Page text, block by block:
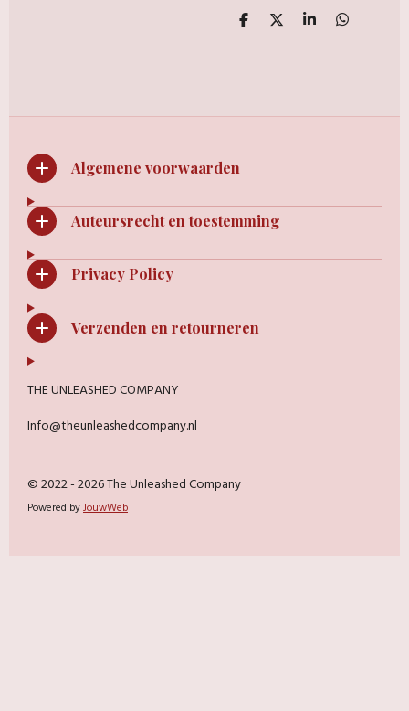
D D S D
Algemene voorwaarden
Auteursrecht en toestemming
Privacy Policy
Verzenden en retourneren
THE UNLEASHED COMPANY
Info@theunleashedcompany.nl
© 2022 - 2026 The Unleashed Company
Powered byJouwWeb